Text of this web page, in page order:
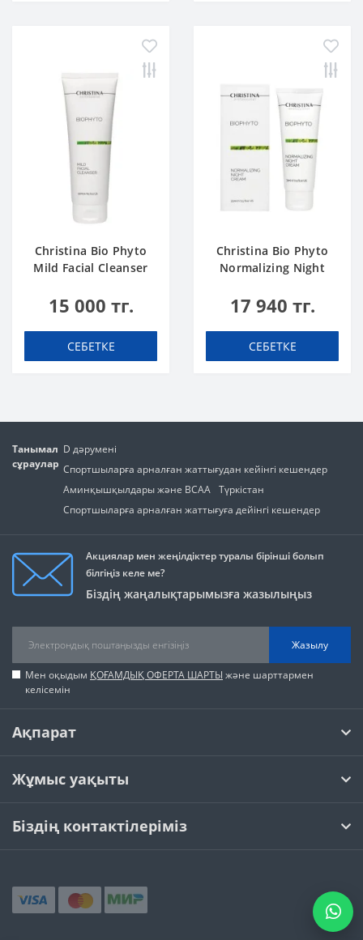
Christina Bio Phyto
Mild Facial Cleanser
15 000 тг.
СЕБЕТКЕ
Christina Bio Phyto
Normalizing Night
17 940 тг.
СЕБЕТКЕ
Танымал
сұраулар
D дәрумені
Спортшыларға арналған жаттығудан кейінгі кешендер
Аминқышқылдары және BCAA Түркістан
Спортшыларға арналған жаттығуға дейінгі кешендер
Акциялар мен жеңілдіктер туралы бірінші болып
білгіңіз келе ме?
Біздің жаңалықтарымызға жазылыңыз
Жазылу
Мен оқыдым ҚОҒАМДЫҚ ОФЕРТА ШАРТЫ және шарттармен
келісемін
Ақпарат
Жұмыс уақыты
Біздің контактілеріміз